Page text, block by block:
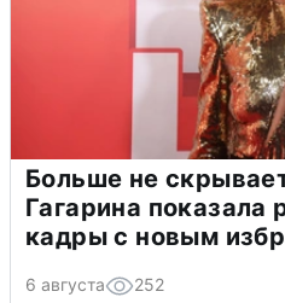
Больше не
Гагарина показала
кадры с новым
6 августа 252